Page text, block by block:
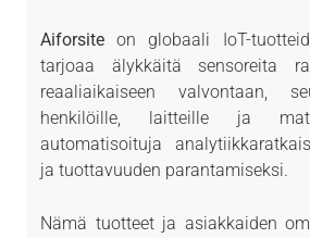
Aiforsite on globaali IoT-
tarjoaa älykkäitä sensoreita
reaaliaikaiseen valvontaan,
henkilöille, laitteille ja
automatisoituja
ja tuottavuuden parantamiseksi.
Nämä tuotteet ja asiakkaiden